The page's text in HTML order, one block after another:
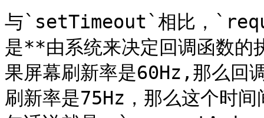
与`setTimeout`相比，
是**由系统来决定回调函数
果屏幕刷新率是60Hz,那么回
刷新率是75Hz，那么这个时